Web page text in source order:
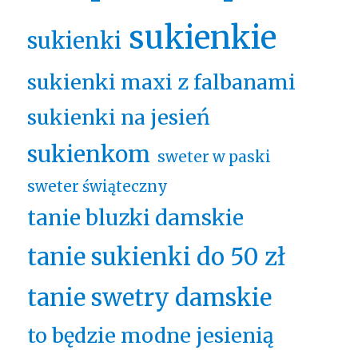
sukienki sukienkie
sukienki maxi z falbanami
sukienki na jesień
sukienkom sweter w paski
sweter świąteczny
tanie bluzki damskie
tanie sukienki do 50 zł
tanie swetry damskie
to będzie modne jesienią